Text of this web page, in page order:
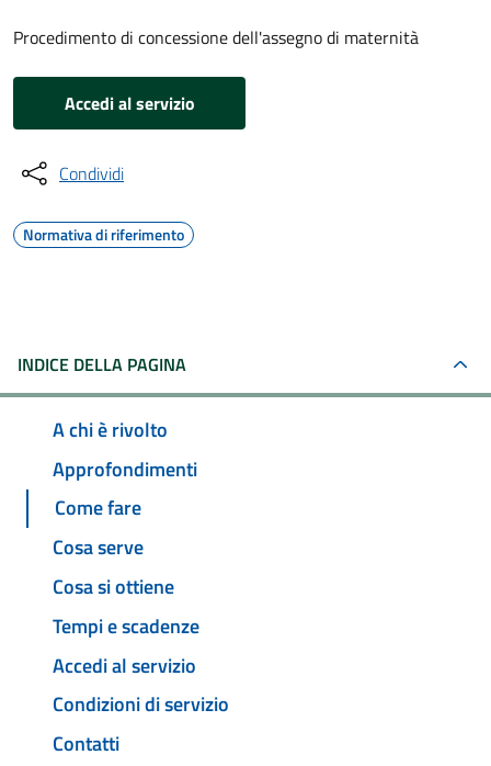
Procedimento di concessione dell'assegno di maternità
Accedi al servizio
Condividi
Normativa di riferimento
INDICE DELLA PAGINA
A chi è rivolto
Approfondimenti
Come fare
Cosa serve
Cosa si ottiene
Tempi e scadenze
Accedi al servizio
Condizioni di servizio
Contatti